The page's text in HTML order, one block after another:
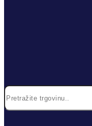
Search
...